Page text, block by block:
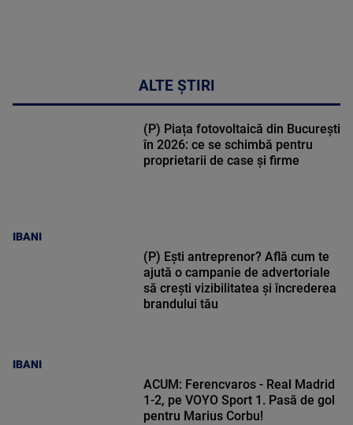
ALTE ȘTIRI
IBANI
(P) Piața fotovoltaică din București
în 2026: ce se schimbă pentru
proprietarii de case și firme
IBANI
(P) Ești antreprenor? Află cum te
ajută o campanie de advertoriale
să crești vizibilitatea și încrederea
brandului tău
ACUM: Ferencvaros - Real Madrid
1-2, pe VOYO Sport 1. Pasă de gol
pentru Marius Corbu!